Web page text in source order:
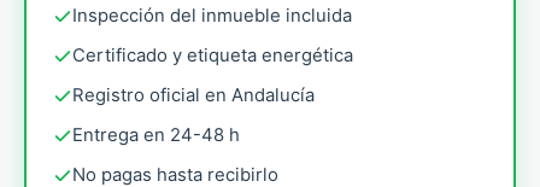
Inspección del inmueble incluida
Certificado y etiqueta energética
Registro oficial en Andalucía
Entrega en 24-48 h
No pagas hasta recibirlo